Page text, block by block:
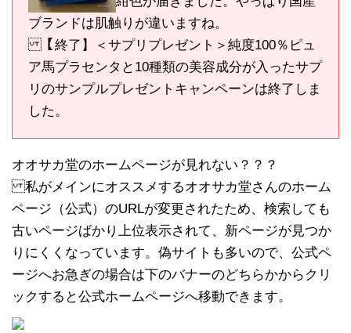
ブランドは肌触りが違いますね。
【終了】＜サプリプレゼント＞純度100％ピュ
ア馬プラセンタと10種類の美容成分が入ったサプ
リのサンプルプレゼントキャンペーンは終了しま
した。
オオサカ堂のホームページが見れない？？？
私がメインにオススメするオオサカ堂さんのホーム
ページ（公式）のURLが変更されたため、検索しても
古いページばかり上位表示されて、新ページが見つか
りにくくなっています。偽サイトも多いので、公式ペ
ージへお急ぎの場合は下のバナーのどちらかからクリ
ックすると公式ホームページへ移動できます。